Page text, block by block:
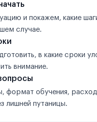
и покажем, какие
случае.
в какие сроки
внимание.
формат обучения,
лишней путаницы.